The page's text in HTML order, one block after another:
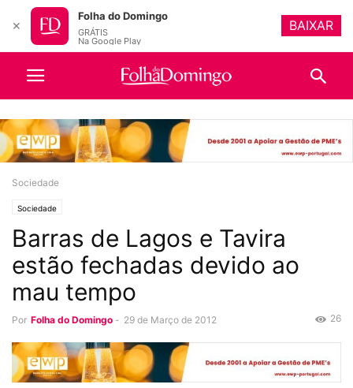
Sociedade
Sociedade
Barras de Lagos e Tavira
estão fechadas devido ao
mau tempo
Por Folha do Domingo - 29 de Março de 2012 26
✕
Folha do Domingo
GRÁTIS
Na Google Play
BAIXAR